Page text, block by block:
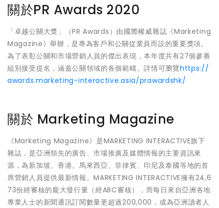
關於PR Awards 2020
「卓越公關大獎」（PR Awards）由國際權威雜誌《Marketing
Magazine》舉辦，是專為客戶和公關從業員而設的重要獎項。
為了表彰公關和市場營銷人員的傑出表現，本年度共有27個參賽
組別接受提名，涵蓋公關領域的各個範疇。詳情可瀏覽https://
awards.marketing-interactive.asia/prawardshk/
關於 Marketing Magazine
《Marketing Magazine》是MARKETING INTERACTIVE旗下
雜誌，是亞洲領先的廣告、市場推廣及媒體情報的主要資訊來
源，為新加坡、香港。馬來西亞、菲律賓、印尼及泰國等地的首
席營銷人員提供最新情報。MARKETING INTERACTIVE擁有24,6
73份經審核的龐大發行量（經ABC審核），而每日來自亞洲各地
專業人士的新聞通訊訂閱數量更超過200,000，成為亞洲讀者人